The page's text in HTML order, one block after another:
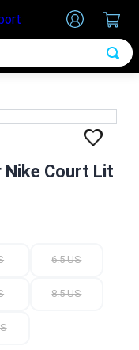
Nike Court Lit
6.5 US
8.5 US